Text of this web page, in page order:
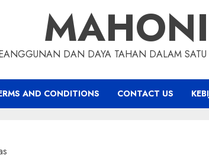
MAHONI
DAN DAYA TAHAN DALAM
AND CONDITIONS CONTACT US